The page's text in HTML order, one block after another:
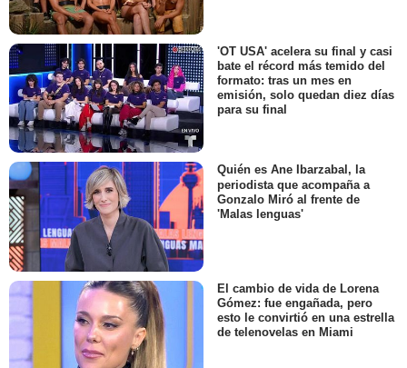
'OT USA' acelera su final y casi
bate el récord más temido del
formato: tras un mes en
emisión, solo quedan diez días
para su final
Quién es Ane Ibarzabal, la
periodista que acompaña a
Gonzalo Miró al frente de
'Malas lenguas'
El cambio de vida de Lorena
Gómez: fue engañada, pero
esto le convirtió en una estrella
de telenovelas en Miami